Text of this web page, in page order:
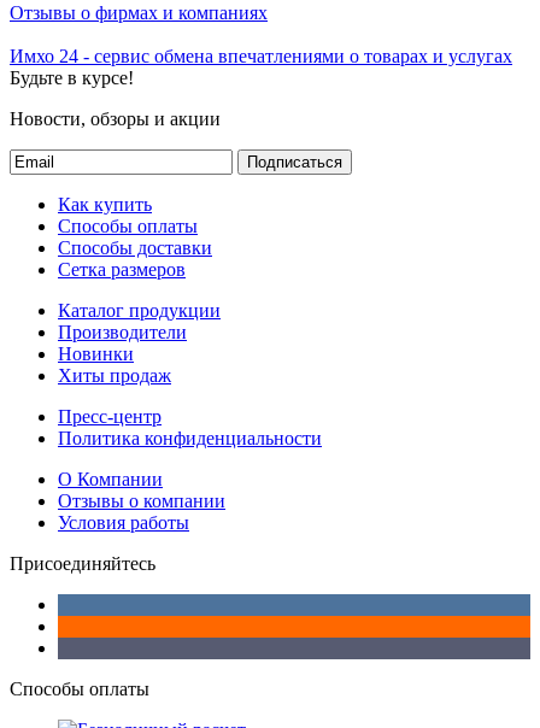
Отзывы о фирмах и компаниях
Имхо 24 - сервис обмена впечатлениями о товарах и услугах
Будьте в курсе!
Новости, обзоры и акции
Подписаться
Как купить
Способы оплаты
Способы доставки
Сетка размеров
Каталог продукции
Производители
Новинки
Хиты продаж
Пресс-центр
Политика конфиденциальности
О Компании
Отзывы о компании
Условия работы
Присоединяйтесь
Способы оплаты